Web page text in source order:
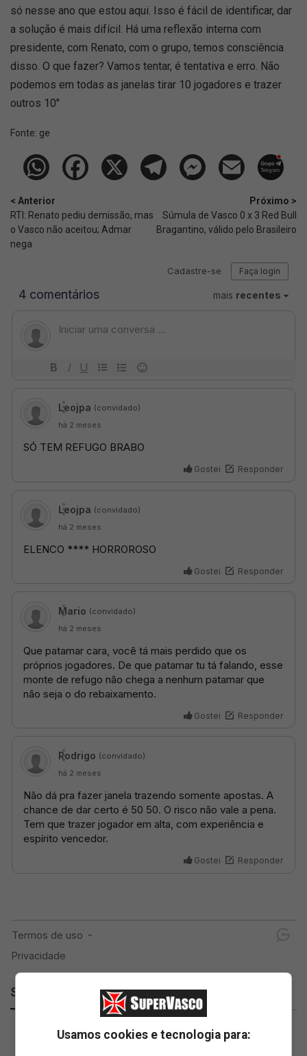
só nesse ano que estou aqui. Isso é fácil de identificar, dar
a solução é mais difícil. Há uma reflexão interna com
presidente, com Renato, com o grupo, temos consciência
disso. O que fazer? Vamos tentar, é tentativa e erro. Não
podemos em todas as janelas tirar 10 jogadores e trazer
outros 10"
Fonte: ge
< Anterior
RTI: Renato pediu demissão, mas
o Vasco não aceitou; Admar
nega
Próximo >
Súmula de Vasco 0 x 3 Red Bull
Bragantino, válido pelo Brasileiro
SuperVasco
Usamos cookies e tecnologia para: